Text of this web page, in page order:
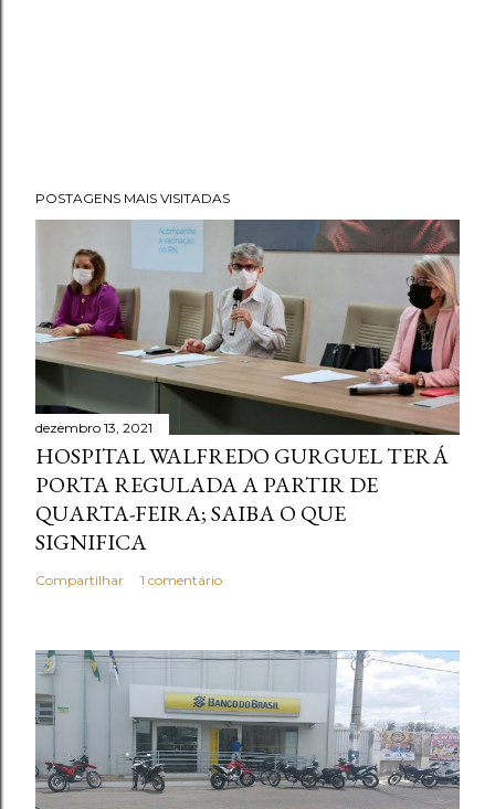
POSTAGENS MAIS VISITADAS
dezembro 13, 2021
HOSPITAL WALFREDO GURGUEL TERÁ
PORTA REGULADA A PARTIR DE
QUARTA-FEIRA; SAIBA O QUE
SIGNIFICA
Compartilhar 1 comentário